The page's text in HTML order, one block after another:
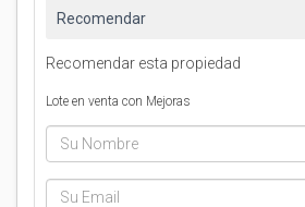
Recomendar
Recomendar esta propiedad
Lote en venta con Mejoras